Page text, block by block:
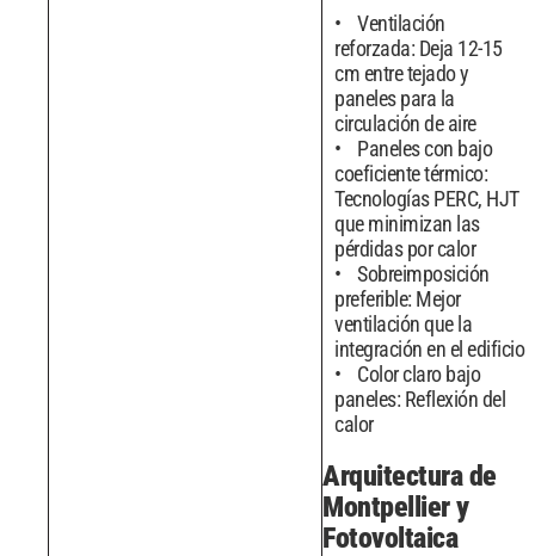
Ventilación
reforzada: Deja 12-15
cm entre tejado y
paneles para la
circulación de aire
Paneles con bajo
coeficiente térmico:
Tecnologías PERC, HJT
que minimizan las
pérdidas por calor
Sobreimposición
preferible: Mejor
ventilación que la
integración en el edificio
Color claro bajo
paneles: Reflexión del
calor
Arquitectura de
Montpellier y
Fotovoltaica